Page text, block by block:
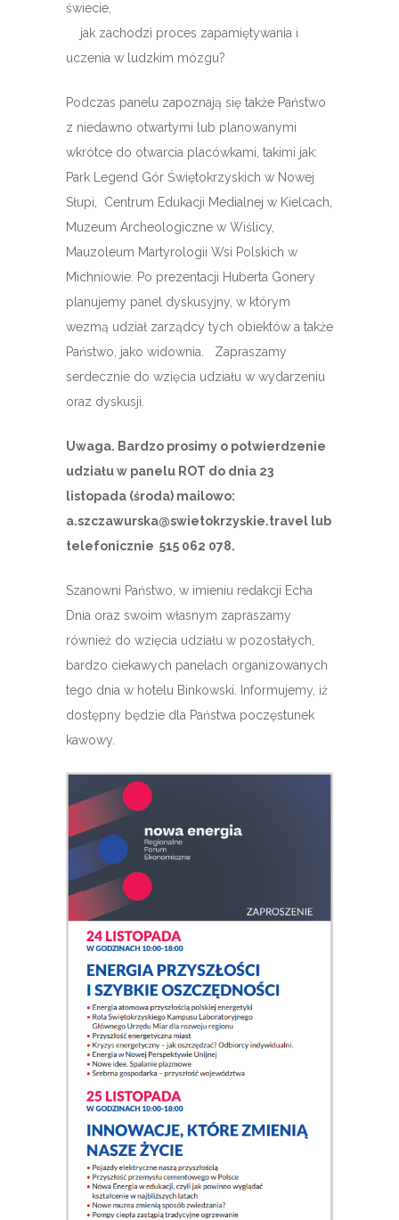
świecie,
jak zachodzi proces zapamiętywania i
uczenia w ludzkim mózgu?
Podczas panelu zapoznają się także Państwo
z niedawno otwartymi lub planowanymi
wkrótce do otwarcia placówkami, takimi jak:
Park Legend Gór Świętokrzyskich w Nowej
Słupi, Centrum Edukacji Medialnej w Kielcach,
Muzeum Archeologiczne w Wiślicy,
Mauzoleum Martyrologii Wsi Polskich w
Michniowie. Po prezentacji Huberta Gonery
planujemy panel dyskusyjny, w którym
wezmą udział zarządcy tych obiektów a także
Państwo, jako widownia. Zapraszamy
serdecznie do wzięcia udziału w wydarzeniu
oraz dyskusji.
Uwaga. Bardzo prosimy o potwierdzenie
udziału w panelu ROT do dnia 23
listopada (środa) mailowo:
a.szczawurska@swietokrzyskie.travel lub
telefonicznie 515 062 078.
Szanowni Państwo, w imieniu redakcji Echa
Dnia oraz swoim własnym zapraszamy
również do wzięcia udziału w pozostałych,
bardzo ciekawych panelach organizowanych
tego dnia w hotelu Binkowski. Informujemy, iż
dostępny będzie dla Państwa poczęstunek
kawowy.